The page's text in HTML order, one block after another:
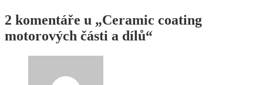
příspěvek
2 komentáře u „Ceramic coating
motorových části a dílů“